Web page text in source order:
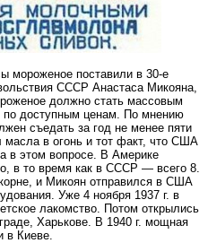
мороженое поставили в 30-е
СССР Анастаса Микояна,
должно стать массовым
по доступным ценам. По мнению
съедать за год не менее пяти
в огонь и тот факт, что США
в этом вопросе. В Америке
в то время как в СССР — всего 8.
и Микоян отправился в США
Уже 4 ноября 1937 г. в
лакомство. Потом открылись
Харькове. В 1940 г. мощная
в Киеве.